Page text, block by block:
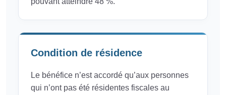
Condition de résidence
Le bénéfice n’est accordé qu’aux personnes
qui n’ont pas été résidentes fiscales au